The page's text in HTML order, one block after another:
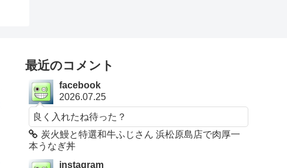
最近のコメント
facebook
2026.07.25
良く入れたね待った？
炭火鰻と特選和牛ふじさん 浜松原島店で肉厚一
本うなぎ丼
instagram